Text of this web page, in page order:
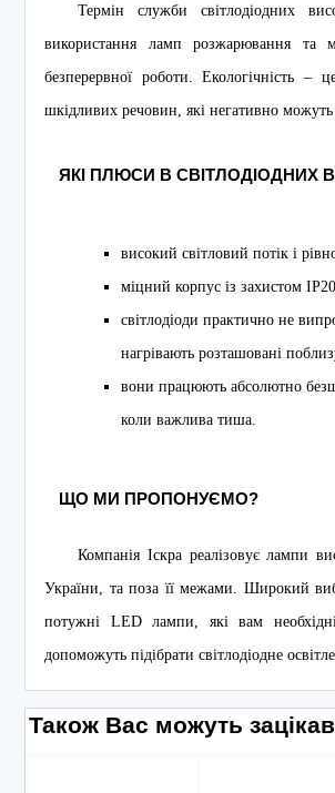
Термін служби світлодіодних
використання ламп розжарювання
безперервної роботи.
шкідливих речовин, які негативно
ЯКІ ПЛЮСИ В СВІТЛОДІОДНИХ
високий світловий потік і
міцний корпус із захистом
світлодіоди практично не
нагрівають розташовані
вони працюють абсолютно
коли важлива тиша.
ЩО МИ ПРОПОНУЄМО?
Компанія Іскра реалізовує лампи
України, та поза її межами. Широкий
потужні LED лампи, які вам
допоможуть підібрати світлодіодне
Також Вас можуть